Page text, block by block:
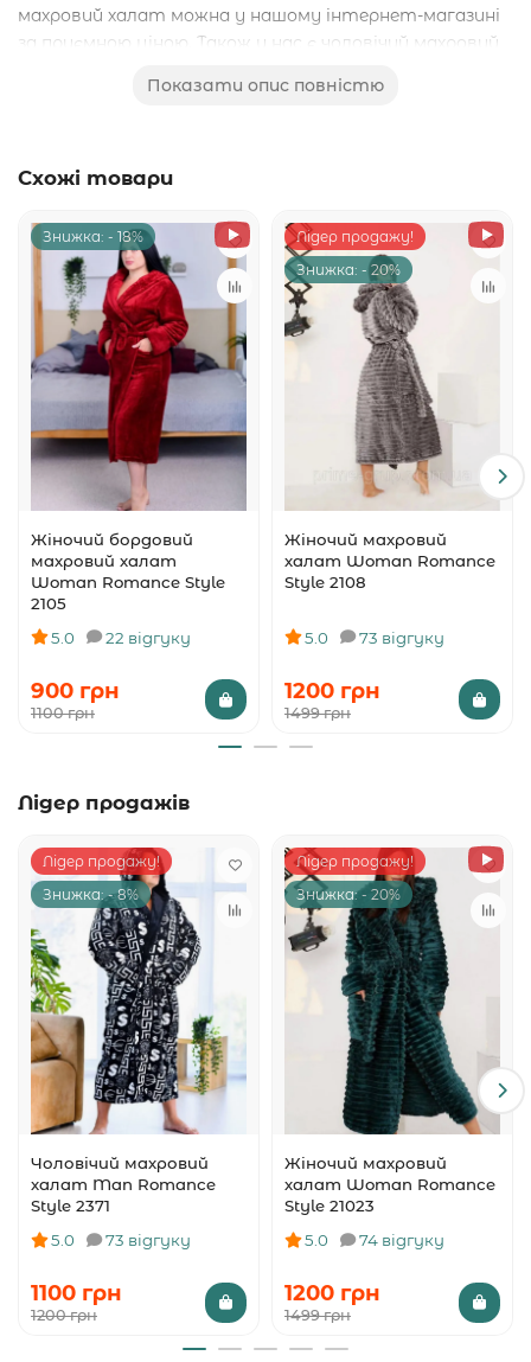
махровий халат можна у нашому інтернет-магазині
за приємною ціною. Також у нас є чоловічий махровий
більш простому і класичному стилю. Купуйте
Показати опис повністю
Схожі товари
Знижка: - 18%
Жіночий бордовий
махровий халат
Woman Romance Style
2105
5.0
22 відгуку
900 грн
1100 грн
Лідер продажу!
Знижка: - 20%
Жіночий махровий
халат Woman Romance
Style 2108
5.0 73 відгуку
1200 грн
1499 грн
Лідер продажів
Лідер продажу!
Знижка: - 8%
Чоловічий махровий
халат Man Romance
Style 2371
5.0
73 відгуку
1100 грн
1200 грн
Лідер продажу!
Знижка: - 20%
Жіночий махровий
халат Woman Romance
Style 21023
5.0
74 відгуку
1200 грн
1499 грн